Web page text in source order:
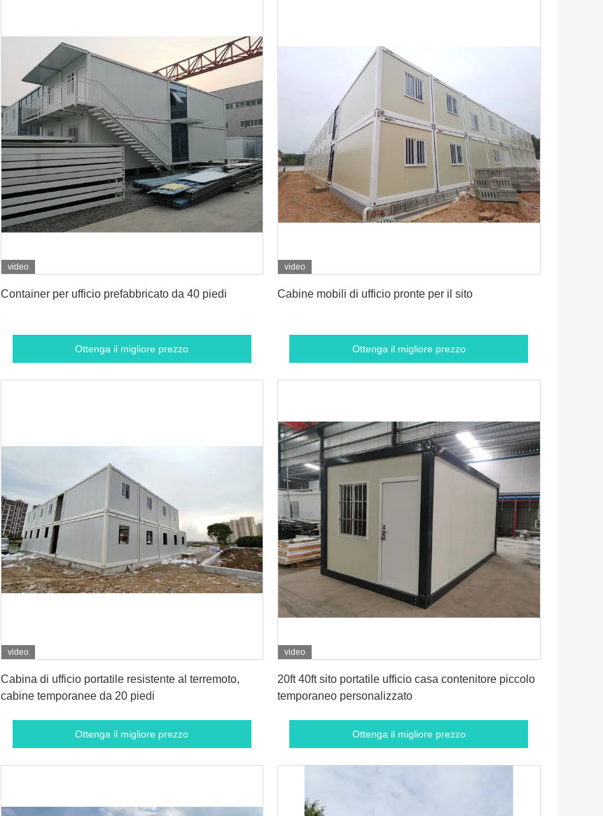
video
Container per ufficio prefabbricato da 40 piedi
Ottenga il migliore prezzo
video
Cabine mobili di ufficio pronte per il sito
Ottenga il migliore prezzo
video
Cabina di ufficio portatile resistente al terremoto,
cabine temporanee da 20 piedi
Ottenga il migliore prezzo
video
20ft 40ft sito portatile ufficio casa contenitore piccolo
temporaneo personalizzato
Ottenga il migliore prezzo